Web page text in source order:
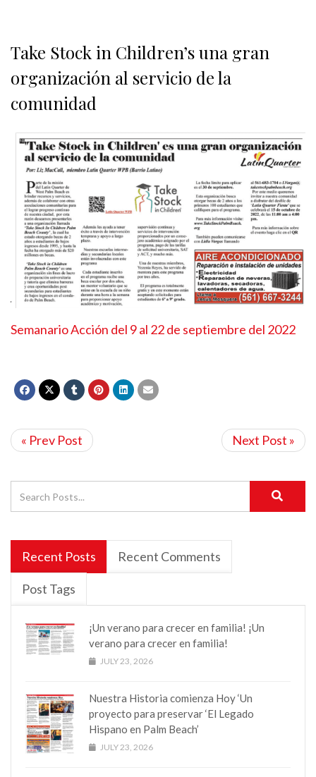
Take Stock in Children’s una gran
organización al servicio de la
comunidad
Semanario Acción del 9 al 22 de septiembre del 2022
« Prev Post Next Post »
Recent Posts Recent Comments
Post Tags
¡Un verano para crecer en familia! ¡Un
verano para crecer en familia!
JULY 23, 2026
Nuestra Historia comienza Hoy ‘Un
proyecto para preservar ‘El Legado
Hispano en Palm Beach’
JULY 23, 2026